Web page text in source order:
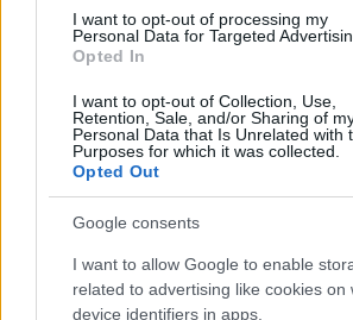
I want to opt-out of processing my
Personal Data for Targeted
Opted In
I want to opt-out of Collection, Use,
Retention, Sale, and/or Sharing of
Personal Data that Is Unrelated with
Purposes for which it was collected.
Opted Out
Google consents
I want to allow Google to enable
related to advertising like cookies on
device identifiers in apps.
NECROLOGIE
Mario Malu
Paolo Pinna